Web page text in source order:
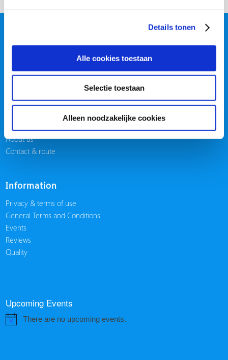
Details tonen
Alle cookies toestaan
Selectie toestaan
Alleen noodzakelijke cookies
Hoogheuvelstraat 114
5349 BA Oss, The Netherlands
Telephone:+31(0) 412 65 33 33
About us
Contact & route
Information
Privacy & terms of use
General Terms and Conditions
Events
Reviews
Quality
Upcoming Events
NoticeThere are no upcoming events.